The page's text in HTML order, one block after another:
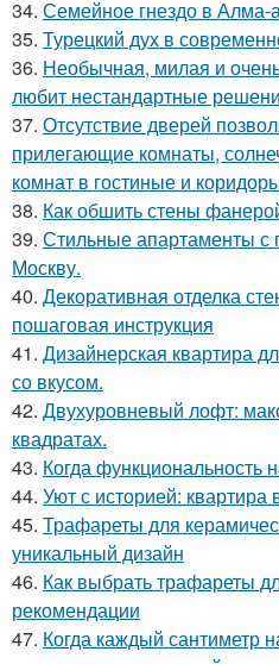
34. Семейное гнездо в Алма-
35. Турецкий дух в
36. Необычная, милая и
любит нестандартные
37. Отсутствие дверей
прилегающие комнаты,
комнат в гостиные и
38. Как обшить стены
39. Стильные апартаменты
Москву.
40. Декоративная отделка
пошаговая инструкция
41. Дизайнерская квартира
со вкусом.
42. Двухуровневый лофт:
квадратах.
43. Когда функциональность
44. Уют с историей: квартира
45. Трафареты для
уникальный дизайн
46. Как выбрать трафареты
рекомендации
47. Когда каждый сантиметр